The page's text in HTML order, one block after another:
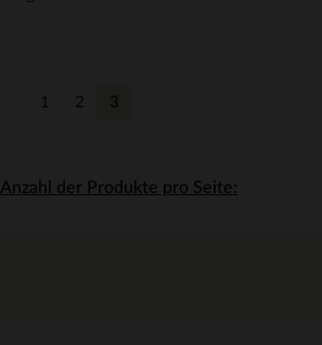
Anzahl der Produkte pro Seite:
1 2 3